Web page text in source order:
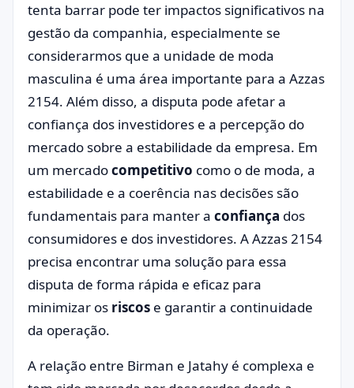
tenta barrar pode ter impactos significativos na
gestão da companhia, especialmente se
considerarmos que a unidade de moda
masculina é uma área importante para a Azzas
2154. Além disso, a disputa pode afetar a
confiança dos investidores e a percepção do
mercado sobre a estabilidade da empresa. Em
um mercadocompetitivo como o de moda, a
estabilidade e a coerência nas decisões são
fundamentais para manter a confiança dos
consumidores e dos investidores. A Azzas 2154
precisa encontrar uma solução para essa
disputa de forma rápida e eficaz para
minimizar os riscos e garantir a continuidade
da operação.
A relação entre Birman e Jatahy é complexa e